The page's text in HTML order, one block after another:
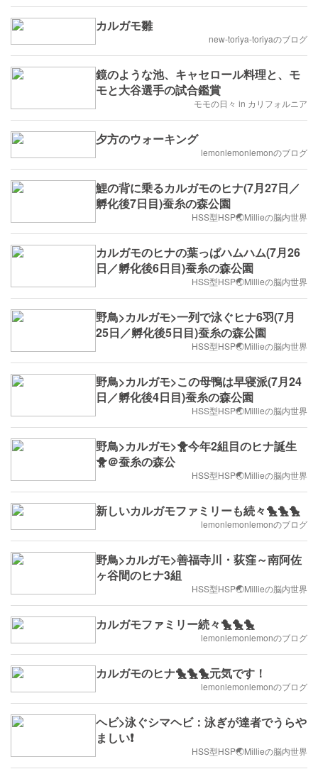
カルガモ雛
new-toriya-toriyaのブログ
鏡のような池、キャセロール料理と、モ
モと大谷選手の試合鑑賞
モモの日々 in カリフォルニア
夕方のウォーキング
lemonlemonlemonのブログ
鯉の背に乗るカルガモのヒナ(7月27日／
孵化後7日目)蚕糸の森公園
HSS型HSP🌏Millieの脳内世界
カルガモのヒナの葉っぱハムハム(7月26
日／孵化後6日目)蚕糸の森公園
HSS型HSP🌏Millieの脳内世界
野鳥>カルガモ>一列で泳ぐヒナ6羽(7月
25日／孵化後5日目)蚕糸の森公園
HSS型HSP🌏Millieの脳内世界
野鳥>カルガモ>この母鴨は早寝派(7月24
日／孵化後4日目)蚕糸の森公園
HSS型HSP🌏Millieの脳内世界
野鳥>カルガモ>🐥今年2組目のヒナ誕生
🐥＠蚕糸の森公
HSS型HSP🌏Millieの脳内世界
新しいカルガモファミリーも続々🐤🐤🐤
lemonlemonlemonのブログ
野鳥>カルガモ>善福寺川・荻窪～南阿佐
ヶ谷間のヒナ3組
HSS型HSP🌏Millieの脳内世界
カルガモファミリー続々🐤🐤🐤
lemonlemonlemonのブログ
カルガモのヒナ🐤🐤🐤元気です！
lemonlemonlemonのブログ
ヘビ>泳ぐシマヘビ：泳ぎが達者でうらや
ましい❗️
HSS型HSP🌏Millieの脳内世界